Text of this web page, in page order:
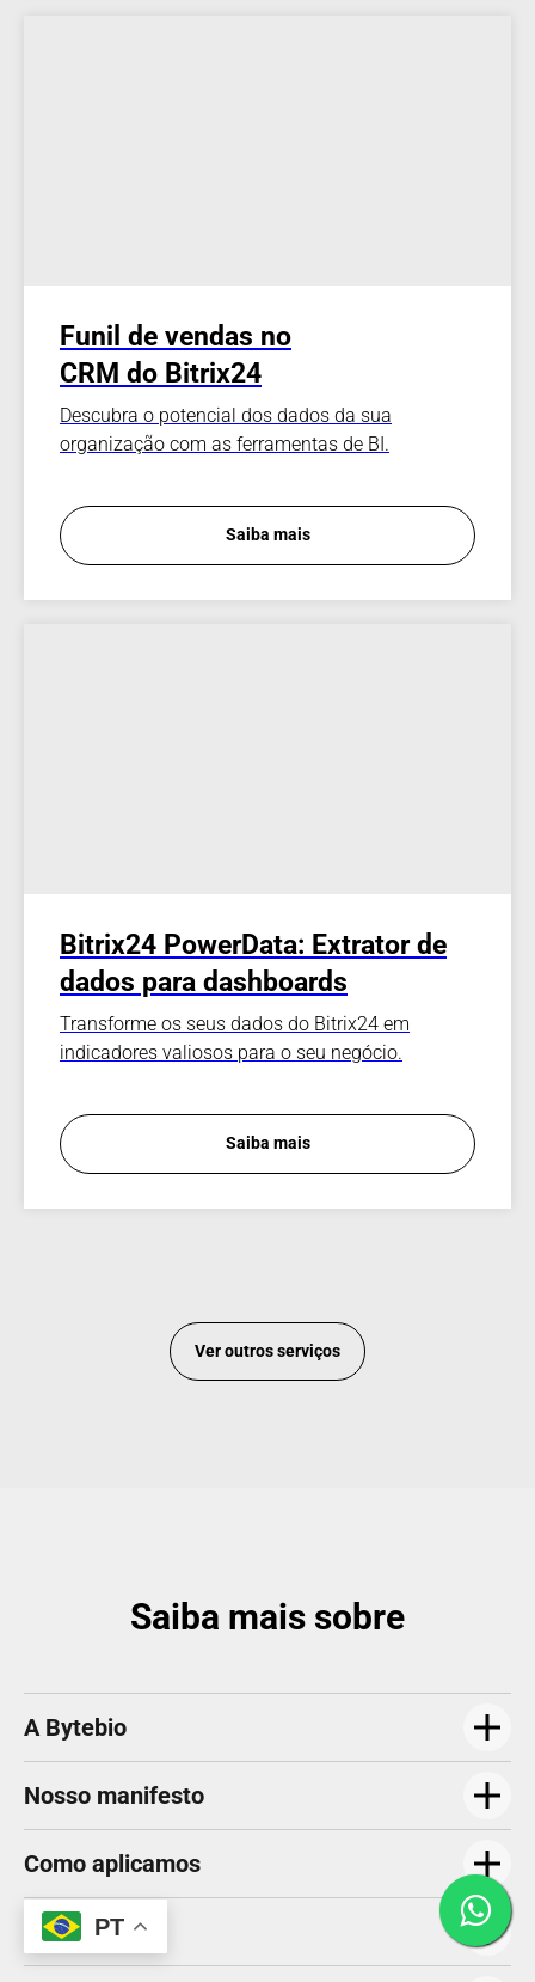
PT
Funil de vendas no
CRM do Bitrix24
Descubra o potencial dos dados da sua
organização com as ferramentas de BI.
Saiba mais
Bitrix24 PowerData: Extrator de
dados para dashboards
Transforme os seus dados do Bitrix24 em
indicadores valiosos para o seu negócio.
Saiba mais
Ver outros serviços
Saiba mais sobre
A Bytebio
Nosso manifesto
Como aplicamos
Consultorias